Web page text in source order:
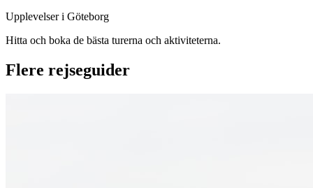
Upplevelser i Göteborg
Hitta och boka de bästa turerna och aktiviteterna.
Flere rejseguider